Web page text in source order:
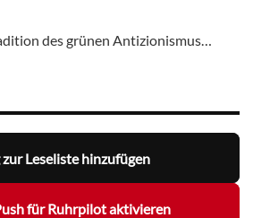
des grünen Antizionismus…
Leseliste hinzufügen
für Ruhrpilot aktivieren